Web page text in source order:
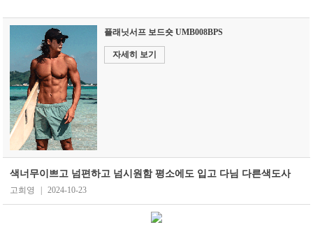
플래닛서프 보드숏 UMB008BPS
자세히 보기
색너무이쁘고 넘편하고 넘시원함 평소에도 입고 다님 다른색도사
고희영 2024-10-23